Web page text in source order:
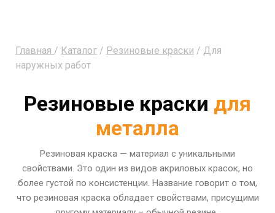
Главная / Каталог / Резиновые краски / Для
наружных работ
Резиновые краски для
металла
Резиновая краска — материал с уникальными
свойствами. Это один из видов акриловых красок, но
более густой по консистенции. Название говорит о том,
что резиновая краска обладает свойствами, присущими